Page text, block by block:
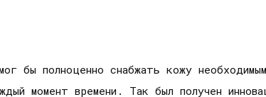
бы полноценно снабжать кожу
момент времени. Так был получен